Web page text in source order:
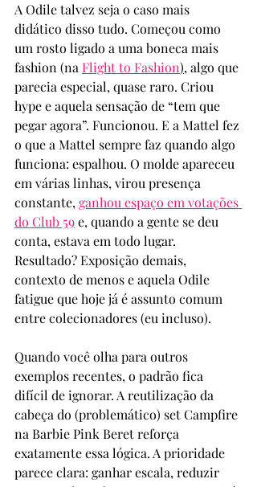
A Odile talvez seja o caso mais
didático disso tudo. Começou como
um rosto ligado a uma boneca mais
fashion (na Flight to Fashion), algo que
parecia especial, quase raro. Criou
hype e aquela sensação de “tem que
pegar agora”. Funcionou. E a Mattel fez
o que a Mattel sempre faz quando algo
funciona: espalhou. O molde apareceu
em várias linhas, virou presença
constante, ganhou espaço em votações
do Club 59 e, quando a gente se deu
conta, estava em todo lugar.
Resultado? Exposição demais,
contexto de menos e aquela Odile
fatigue que hoje já é assunto comum
entre colecionadores (eu incluso).
Quando você olha para outros
exemplos recentes, o padrão fica
difícil de ignorar. A reutilização da
cabeça do (problemático) set Campfire
na Barbie Pink Beret reforça
exatamente essa lógica. A prioridade
parece clara: ganhar escala, reduzir